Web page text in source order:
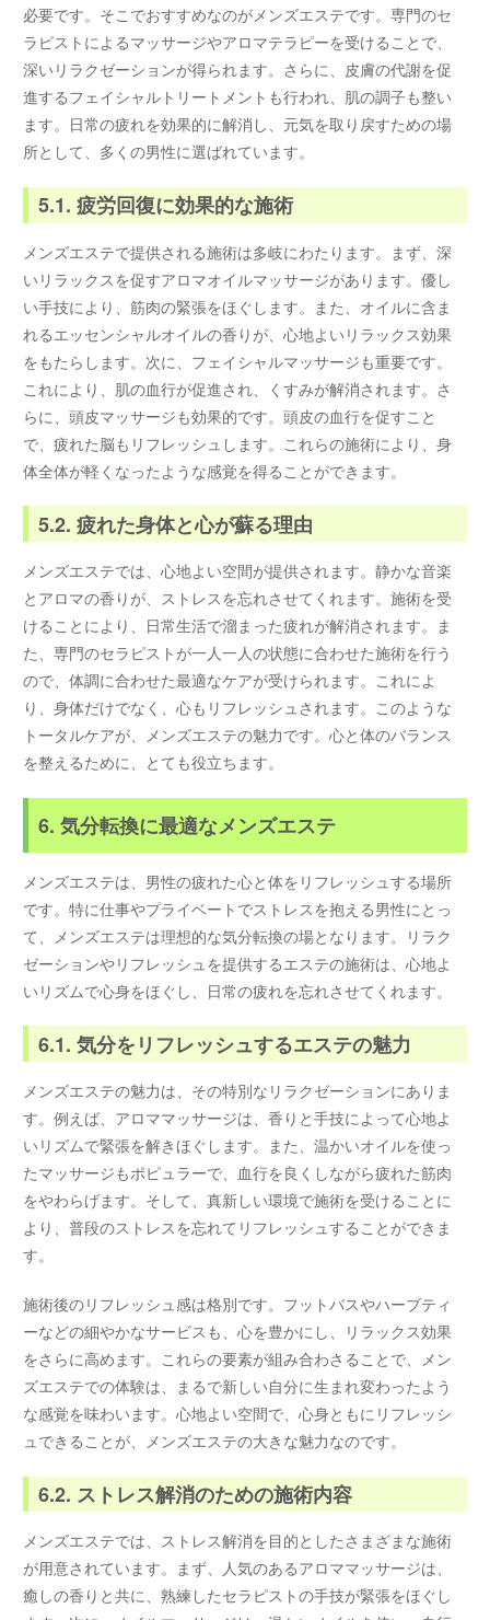
必要です。そこでおすすめなのがメンズエステです。専門のセ
ラピストによるマッサージやアロマテラピーを受けることで、
深いリラクゼーションが得られます。さらに、皮膚の代謝を促
進するフェイシャルトリートメントも行われ、肌の調子も整い
ます。日常の疲れを効果的に解消し、元気を取り戻すための場
所として、多くの男性に選ばれています。
5.1. 疲労回復に効果的な施術
メンズエステで提供される施術は多岐にわたります。まず、深
いリラックスを促すアロマオイルマッサージがあります。優し
い手技により、筋肉の緊張をほぐします。また、オイルに含ま
れるエッセンシャルオイルの香りが、心地よいリラックス効果
をもたらします。次に、フェイシャルマッサージも重要です。
これにより、肌の血行が促進され、くすみが解消されます。さ
らに、頭皮マッサージも効果的です。頭皮の血行を促すこと
で、疲れた脳もリフレッシュします。これらの施術により、身
体全体が軽くなったような感覚を得ることができます。
5.2. 疲れた身体と心が蘇る理由
メンズエステでは、心地よい空間が提供されます。静かな音楽
とアロマの香りが、ストレスを忘れさせてくれます。施術を受
けることにより、日常生活で溜まった疲れが解消されます。ま
た、専門のセラピストが一人一人の状態に合わせた施術を行う
ので、体調に合わせた最適なケアが受けられます。これによ
り、身体だけでなく、心もリフレッシュされます。このような
トータルケアが、メンズエステの魅力です。心と体のバランス
を整えるために、とても役立ちます。
6. 気分転換に最適なメンズエステ
メンズエステは、男性の疲れた心と体をリフレッシュする場所
です。特に仕事やプライベートでストレスを抱える男性にとっ
て、メンズエステは理想的な気分転換の場となります。リラク
ゼーションやリフレッシュを提供するエステの施術は、心地よ
いリズムで心身をほぐし、日常の疲れを忘れさせてくれます。
6.1. 気分をリフレッシュするエステの魅力
メンズエステの魅力は、その特別なリラクゼーションにありま
す。例えば、アロママッサージは、香りと手技によって心地よ
いリズムで緊張を解きほぐします。また、温かいオイルを使っ
たマッサージもポピュラーで、血行を良くしながら疲れた筋肉
をやわらげます。そして、真新しい環境で施術を受けることに
より、普段のストレスを忘れてリフレッシュすることができま
す。
施術後のリフレッシュ感は格別です。フットバスやハーブティ
ーなどの細やかなサービスも、心を豊かにし、リラックス効果
をさらに高めます。これらの要素が組み合わさることで、メン
ズエステでの体験は、まるで新しい自分に生まれ変わったよう
な感覚を味わいます。心地よい空間で、心身ともにリフレッシ
ュできることが、メンズエステの大きな魅力なのです。
6.2. ストレス解消のための施術内容
メンズエステでは、ストレス解消を目的としたさまざまな施術
が用意されています。まず、人気のあるアロママッサージは、
癒しの香りと共に、熟練したセラピストの手技が緊張をほぐし